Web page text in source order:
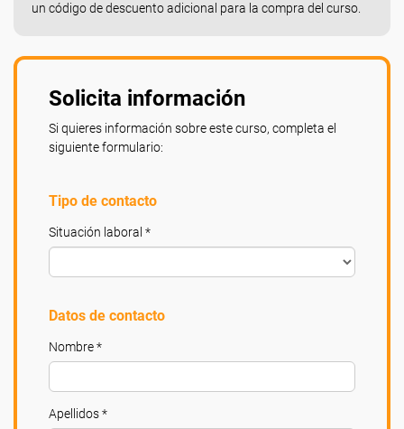
un código de descuento adicional para la compra del curso.
Solicita información
Si quieres información sobre este curso, completa el
siguiente formulario:
Tipo de contacto
Situación laboral *
Datos de contacto
Nombre *
Apellidos *